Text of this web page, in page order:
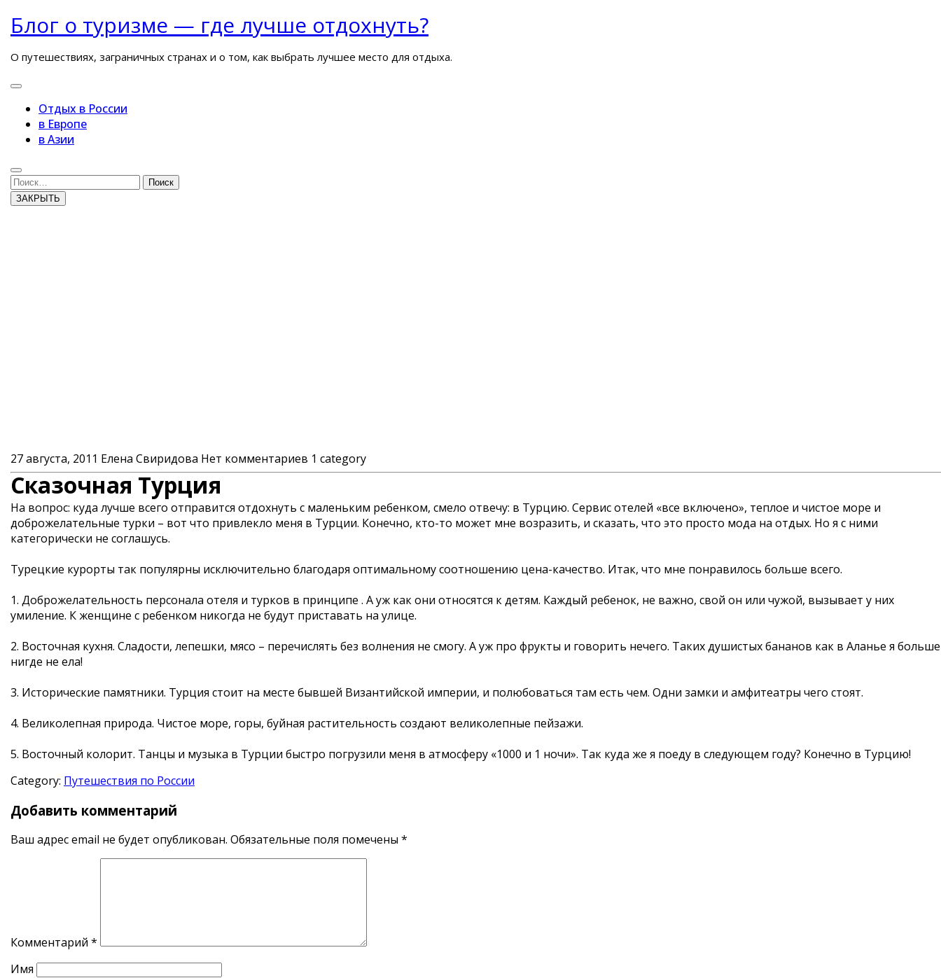
Перейти
кБлог о туризме — где лучше отдохнуть?
О путешествиях, заграничных странах и о том, как выбрать лучшее место для отдыха.
Кнопка
Отдых в России
в Европе
в Азии
Кнопка
Закрыть
Поиск
ЗАКРЫТЬ
Сказочная Турция
27 августа, 2011 Елена Свиридова Нет комментариев 1 category
На вопрос: куда лучше всего отправится отдохнуть с маленьким ребенком, смело отвечу: в Турцию. Сервис отелей «все включено», теплое и чистое море и
доброжелательные турки – вот что привлекло меня в Турции. Конечно, кто-то может мне возразить, и сказать, что это просто мода на отдых. Но я с ними
категорически не соглашусь.
Турецкие курорты так популярны исключительно благодаря оптимальному соотношению цена-качество. Итак, что мне понравилось больше всего.
1. Доброжелательность персонала отеля и турков в принципе . А уж как они относятся к детям. Каждый ребенок, не важно, свой он или чужой, вызывает у них
умиление. К женщине с ребенком никогда не будут приставать на улице.
2. Восточная кухня. Сладости, лепешки, мясо – перечислять без волнения не смогу. А уж про фрукты и говорить нечего. Таких душистых бананов как в Аланье я больше
нигде не ела!
3. Исторические памятники. Турция стоит на месте бывшей Византийской империи, и полюбоваться там есть чем. Одни замки и амфитеатры чего стоят.
4. Великолепная природа. Чистое море, горы, буйная растительность создают великолепные пейзажи.
5. Восточный колорит. Танцы и музыка в Турции быстро погрузили меня в атмосферу «1000 и 1 ночи». Так куда же я поеду в следующем году? Конечно в Турцию!
Category: Путешествия по России
Добавить комментарий
Ваш адрес email не будет опубликован. Обязательные поля помечены *
Комментарий *
Имя